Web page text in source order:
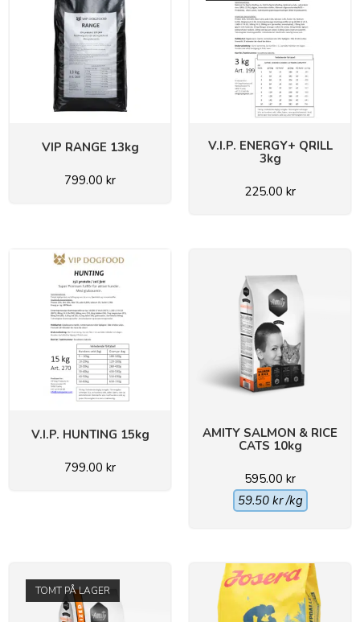
VIP RANGE 13kg
799.00 kr
V.I.P. ENERGY+ QRILL
3kg
225.00 kr
V.I.P. HUNTING 15kg
799.00 kr
AMITY SALMON & RICE
CATS 10kg
595.00 kr
59.50 kr /kg
TOMT PÅ LAGER